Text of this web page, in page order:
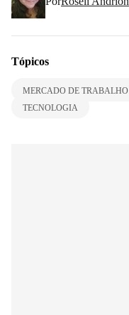
Tópicos
MERCADO DE TRABALHO
TECNOLOGIA